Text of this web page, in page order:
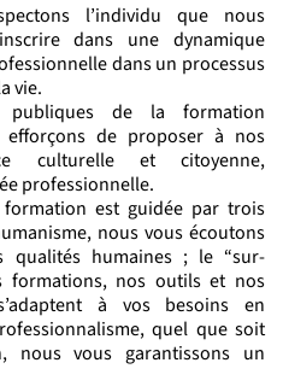
l’individu que nous
dans une dynamique
dans un processus
vie.
publiques de la formation
efforçons de proposer à nos
culturelle et citoyenne,
professionnelle.
est guidée par trois
nous vous écoutons
qualités humaines ; le “sur-
formations, nos outils et nos
à vos besoins en
quel que soit
nous vous garantissons un